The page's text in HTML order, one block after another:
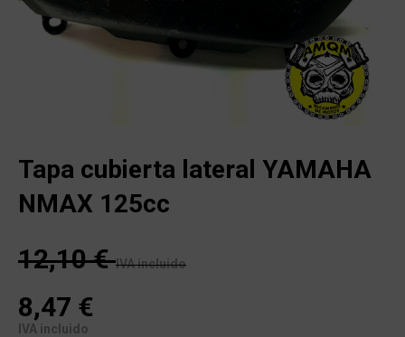
Tapa cubierta lateral YAMAHA
NMAX 125cc
12,10€ IVA incluido
8,47 €
IVA incluido